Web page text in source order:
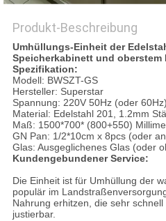
Produkt-Beschreibung
Umhüllungs-Einheit der
Speicherkabinett und oberstem
Spezifikation:
Modell: BWSZT-GS
Hersteller: Superstar
Spannung: 220V 50Hz (oder 60Hz)
Material: Edelstahl 201, 1.2mm
Maß: 1500*700* (800+550)
GN Pan: 1/2*10cm x 8pcs (oder
Glas: Ausgeglichenes Glas (oder
Kundengebundener Service:
Die Einheit ist für Umhüllung der
populär im
Nahrung erhitzen, die sehr
justierbar.